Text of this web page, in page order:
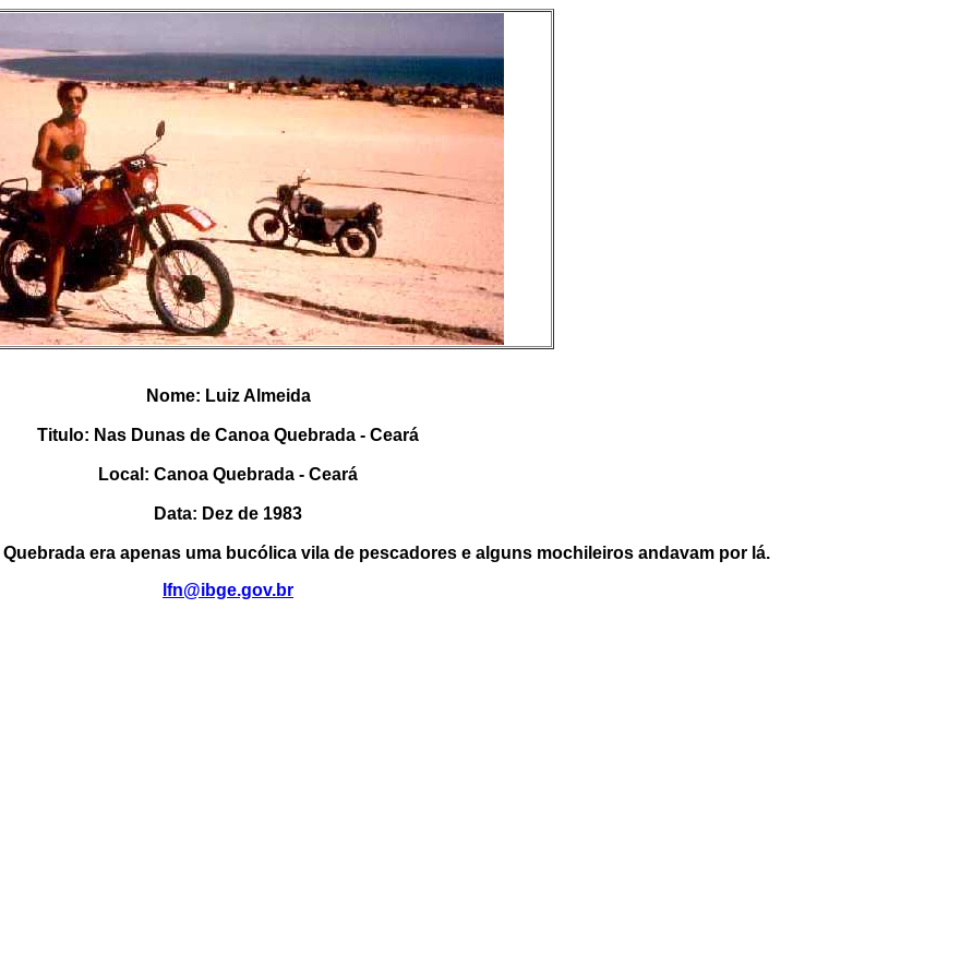
Nome: Luiz Almeida
Titulo: Nas Dunas de Canoa Quebrada - Ceará
Local: Canoa Quebrada - Ceará
Data: Dez de 1983
era apenas uma bucólica vila de pescadores e alguns mochileiros andavam por lá.
lfn@ibge.gov.br